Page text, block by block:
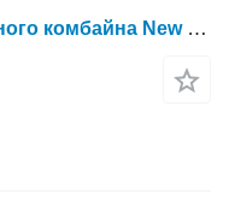
Гидронасос для зерноуборочного комбайна New Holland 8080